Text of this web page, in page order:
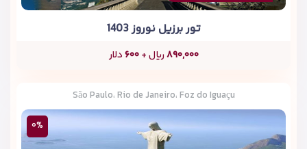
تور برزیل نوروز 1403
۸۹۰,۰۰۰ریال +۶۰۰دلار
São Paulo، Rio de Janeiro، Foz do Iguaçu
۰%